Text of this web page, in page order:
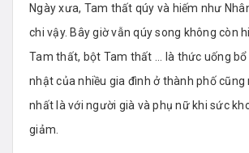
Ngày xưa, Tam thất qúy và hiếm như
chi vậy. Bây giờ vẫn qúy song không còn
Tam thất, bột Tam thất ... là thức uống
nhật của nhiều gia đình ở thành phố cũng
nhất là với người già và phụ nữ khi sức
giảm.